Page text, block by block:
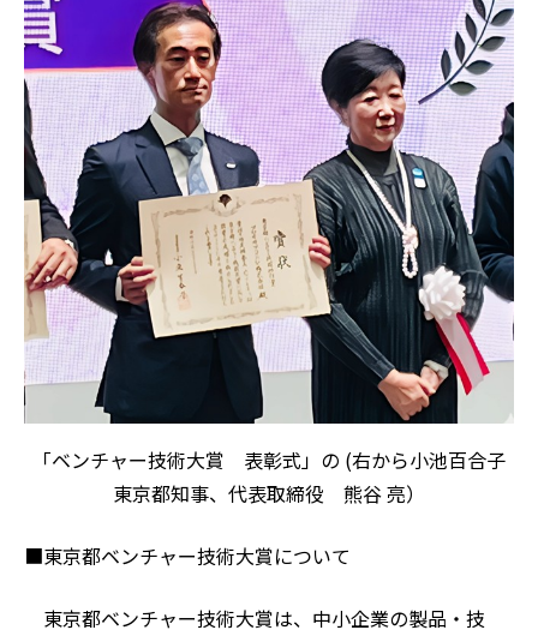
「ベンチャー技術大賞 表彰式」の (右から小池百合子
東京都知事、代表取締役 熊谷 亮）
■東京都ベンチャー技術大賞について
東京都ベンチャー技術大賞は、中小企業の製品・技